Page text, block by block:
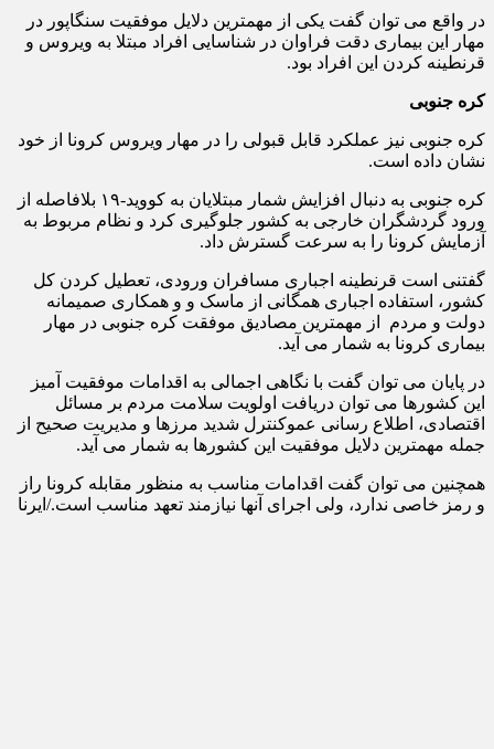
در واقع می توان گفت یکی از مهمترین دلایل موفقیت سنگاپور در
مهار این بیماری دقت فراوان در شناسایی افراد مبتلا به ویروس و
قرنطینه کردن این افراد بود.
کره جنوبی
کره جنوبی نیز عملکرد قابل قبولی را در مهار ویروس کرونا از خود
نشان داده است.
کره جنوبی به دنبال افزایش شمار مبتلایان به کووید-۱۹ بلافاصله از
ورود گردشگران خارجی به کشور جلوگیری کرد و نظام مربوط به
آزمایش کرونا را به سرعت گسترش داد.
گفتنی است قرنطینه اجباری مسافران ورودی، تعطیل کردن کل
کشور، استفاده اجباری همگانی از ماسک و و همکاری صمیمانه
دولت و مردم از مهمترین مصادیق موفقت کره جنوبی در مهار
بیماری کرونا به شمار می آید.
در پایان می توان گفت با نگاهی اجمالی به اقدامات موفقیت آمیز
این کشورها می توان دریافت اولویت سلامت مردم بر مسائل
اقتصادی، اطلاع رسانی عموکنترل شدید مرزها و مدیریت صحیح از
جمله مهمترین دلایل موفقیت این کشورها به شمار می آید.
همچنین می توان گفت اقدامات مناسب به منظور مقابله کرونا راز
و رمز خاصی ندارد، ولی اجرای آنها نیازمند تعهد مناسب است./ایرنا